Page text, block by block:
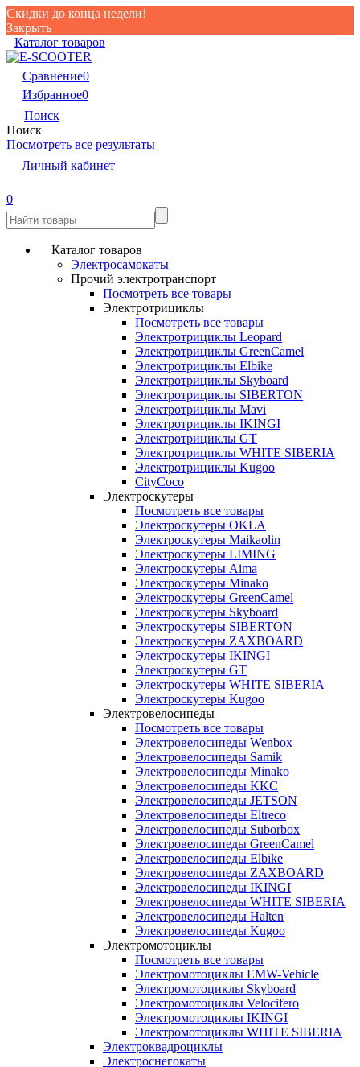
Скидки до конца недели!
Закрыть
Каталог товаров
Сравнение0
Избранное0
Поиск
Поиск
Посмотреть все результаты
Личный кабинет
0
Каталог товаров
Электросамокаты
Прочий электротранспорт
Посмотреть все товары
Электротрициклы
Посмотреть все товары
Электротрициклы Leopard
Электротрициклы GreenCamel
Электротрициклы Elbike
Электротрициклы Skyboard
Электротрициклы SIBERTON
Электротрициклы Mavi
Электротрициклы IKINGI
Электротрициклы GT
Электротрициклы WHITE SIBERIA
Электротрициклы Kugoo
CityCoco
Электроскутеры
Посмотреть все товары
Электроскутеры OKLA
Электроскутеры Maikaolin
Электроскутеры LIMING
Электроскутеры Aima
Электроскутеры Minako
Электроскутеры GreenCamel
Электроскутеры Skyboard
Электроскутеры SIBERTON
Электроскутеры ZAXBOARD
Электроскутеры IKINGI
Электроскутеры GT
Электроскутеры WHITE SIBERIA
Электроскутеры Kugoo
Электровелосипеды
Посмотреть все товары
Электровелосипеды Wenbox
Электровелосипеды Samik
Электровелосипеды Minako
Электровелосипеды KKC
Электровелосипеды JETSON
Электровелосипеды Eltreco
Электровелосипеды Suborbox
Электровелосипеды GreenCamel
Электровелосипеды Elbike
Электровелосипеды ZAXBOARD
Электровелосипеды IKINGI
Электровелосипеды WHITE SIBERIA
Электровелосипеды Halten
Электровелосипеды Kugoo
Электромотоциклы
Посмотреть все товары
Электромотоциклы EMW-Vehicle
Электромотоциклы Skyboard
Электромотоциклы Velocifero
Электромотоциклы IKINGI
Электромотоциклы WHITE SIBERIA
Электроквадроциклы
Электроснегокаты